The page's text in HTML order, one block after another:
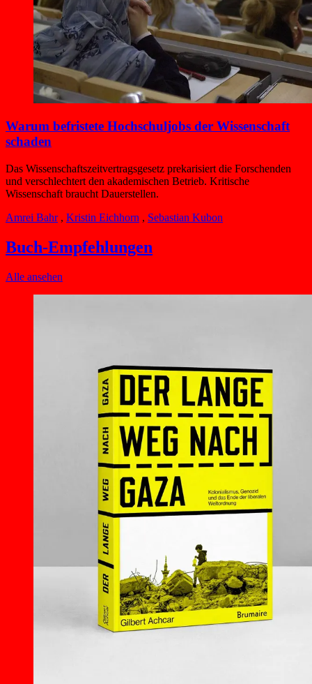
Warum befristete Hochschuljobs der Wissenschaft
schaden
Das Wissenschaftszeitvertragsgesetz prekarisiert die Forschenden
und verschlechtert den akademischen Betrieb. Kritische
Wissenschaft braucht Dauerstellen.
Amrei Bahr , Kristin Eichhorn , Sebastian Kubon
Buch-Empfehlungen
Alle ansehen